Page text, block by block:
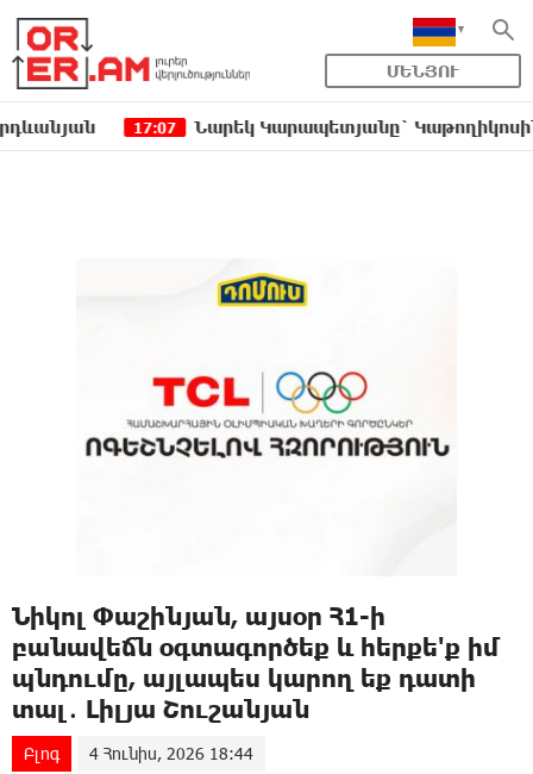
ՄԵՆՅՈՒ
17:07 Նարեկ Կարապետյանը` Կաթողիկոսին
Նիկոլ Փաշինյան, այսօր Հ1-ի
բանավեճն օգտագործեք և հերքե'ք իմ
պնդումը, այլապես կարող եք դատի
տալ․ Լիլյա Շուշանյան
Բլոգ 4 Հունիս, 2026 18:44